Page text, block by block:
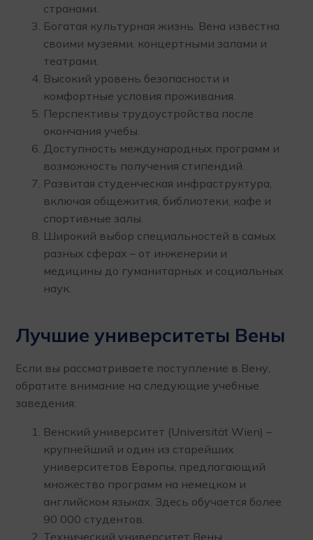
странами.
Богатая культурная жизнь. Вена известна
своими музеями, концертными залами и
театрами.
Высокий уровень безопасности и
комфортные условия проживания.
Перспективы трудоустройства после
окончания учебы.
Доступность международных программ и
возможность получения стипендий.
Развитая студенческая инфраструктура,
включая общежития, библиотеки, кафе и
спортивные залы.
Широкий выбор специальностей в самых
разных сферах – от инженерии и
медицины до гуманитарных и социальных
наук.
Лучшие университеты Вены
Если вы рассматриваете поступление в Вену,
обратите внимание на следующие учебные
заведения:
Венский университет (Universität Wien) –
крупнейший и один из старейших
университетов Европы, предлагающий
множество программ на немецком и
английском языках. Здесь обучается более
90 000 студентов.
Технический университет Вены